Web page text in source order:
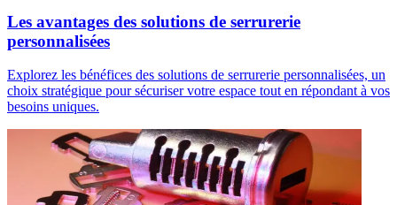
Les avantages des solutions de serrurerie
personnalisées
Explorez les bénéfices des solutions de serrurerie personnalisées, un
choix stratégique pour sécuriser votre espace tout en répondant à vos
besoins uniques.